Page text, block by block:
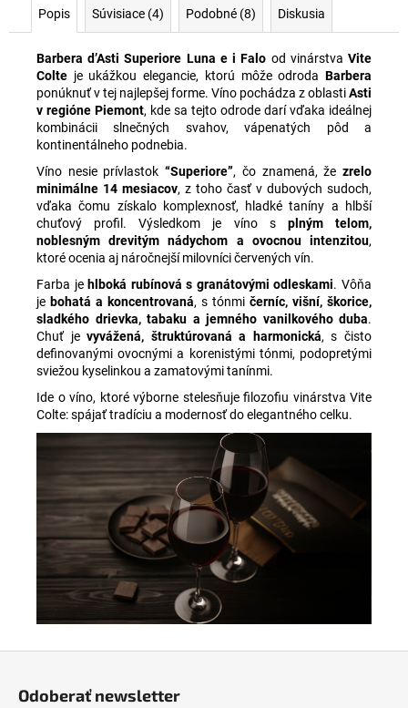
Popis Súvisiace (4) Podobné (8) Diskusia
Barbera d’Asti Superiore Luna e i Falo od vinárstvaVite
Colte je ukážkou elegancie, ktorú môže odroda Barbera
ponúknuť v tej najlepšej forme. Víno pochádza z oblastiAsti
v regióne Piemont, kde sa tejto odrode darí vďaka ideálnej
kombinácii slnečných svahov, vápenatých pôd a
kontinentálneho podnebia.
Víno nesie prívlastok“Superiore”, čo znamená, žezrelo
minimálne 14 mesiacov, z toho časť v dubových sudoch,
vďaka čomu získalo komplexnosť, hladké taníny a hlbší
chuťový profil. Výsledkom je víno s plným telom,
noblesným drevitým nádychom a ovocnou intenzitou,
ktoré ocenia aj náročnejší milovníci červených vín.
Farba jehlboká rubínová s granátovými odleskami. Vôňa
je bohatá a koncentrovaná, s tónmi černíc, višní, škorice,
sladkého drievka, tabaku a jemného vanilkového duba.
Chuť jevyvážená, štruktúrovaná a harmonická, s čisto
definovanými ovocnými a korenistými tónmi, podopretými
sviežou kyselinkou a zamatovými tanínmi.
Ide o víno, ktoré výborne stelesňuje filozofiu vinárstva Vite
Colte: spájať tradíciu a modernosť do elegantného celku.
Odoberať newsletter